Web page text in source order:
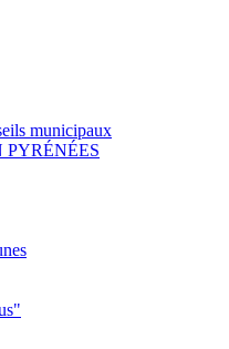
municipaux
PYRÉNÉES